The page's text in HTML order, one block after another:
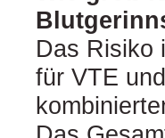
Das Risiko
für VTE